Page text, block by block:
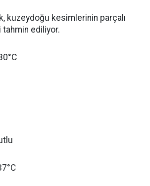
kuzeydoğu kesimlerinin parçalı
ediliyor.